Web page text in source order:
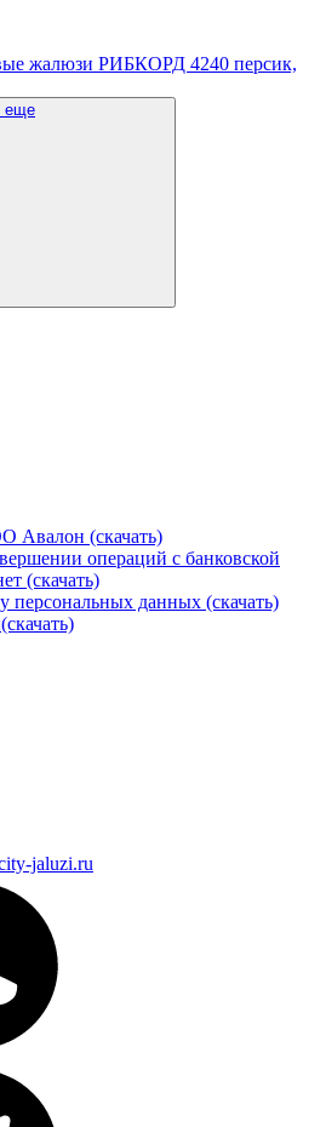
жалюзи РИБКОРД 4240 персик,
еще
Авалон (скачать)
операций с банковской
(скачать)
персональных данных (скачать)
jaluzi.ru